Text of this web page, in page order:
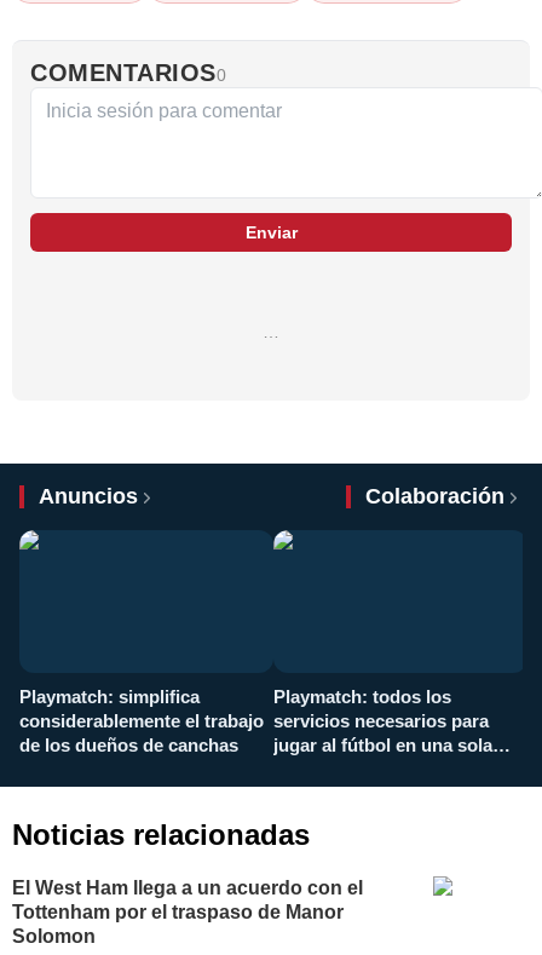
COMENTARIOS0
Enviar
Anuncios Colaboración
Playmatch: simplifica
considerablemente el trabajo
de los dueños de canchas
Playmatch: todos los
servicios necesarios para
jugar al fútbol en una sola
Noticias relacionadas
El West Ham llega a un acuerdo con el
Tottenham por el traspaso de Manor
Solomon